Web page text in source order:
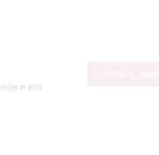
и его